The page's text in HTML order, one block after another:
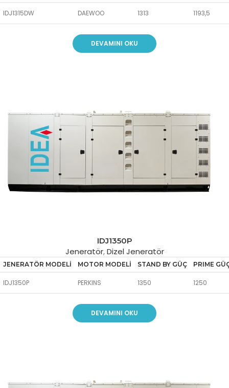
IDJ1315DW DAEWOO 1313 1193,5
DEVAMINI OKU
IDJ1350P
Jeneratör,Dizel Jeneratör
JENERATÖR MODELİ MOTOR MODELİ STAND BY GÜÇ PRIME
IDJ1350P PERKINS 1350 1250
DEVAMINI OKU